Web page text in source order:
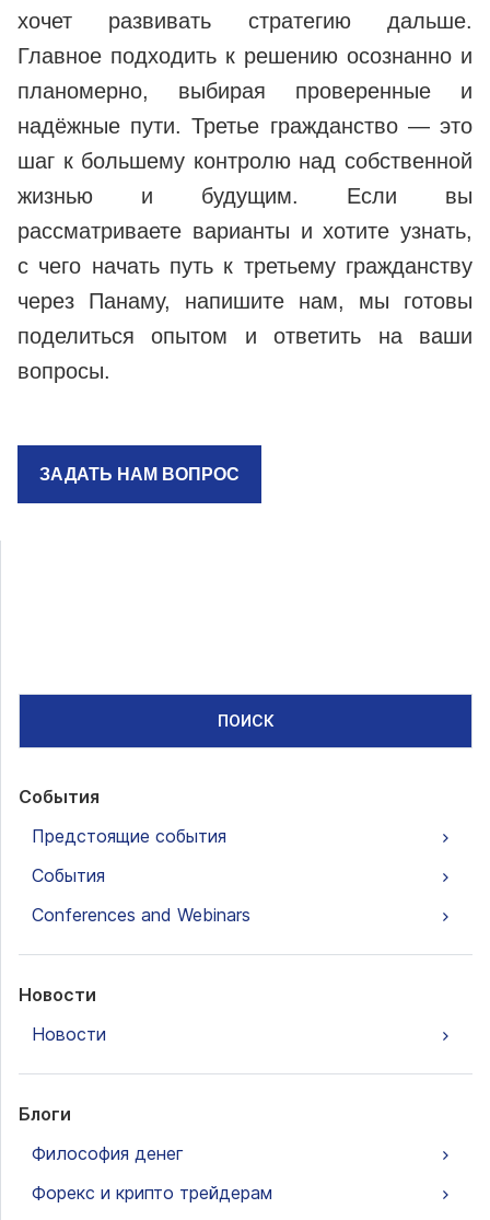
хочет развивать стратегию дальше.
Главное подходить к решению осознанно и
планомерно, выбирая проверенные и
надёжные пути. Третье гражданство — это
шаг к большему контролю над собственной
жизнью и будущим. Если вы
рассматриваете варианты и хотите узнать,
с чего начать путь к третьему гражданству
через Панаму, напишите нам, мы готовы
поделиться опытом и ответить на ваши
вопросы.
ЗАДАТЬ НАМ ВОПРОС
ПОИСК
События
Предстоящие события
События
Conferences and Webinars
Новости
Новости
Блоги
Философия денег
Форекс и крипто трейдерам